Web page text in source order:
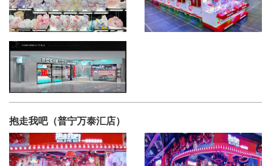
抱走我吧（普宁万泰汇店）